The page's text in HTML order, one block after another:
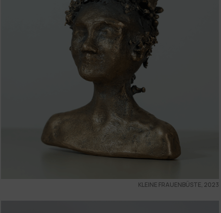
KLEINE FRAUENBÜSTE, 2023